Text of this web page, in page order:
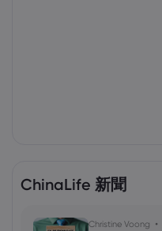
ChinaLife 新聞
Christine Voong